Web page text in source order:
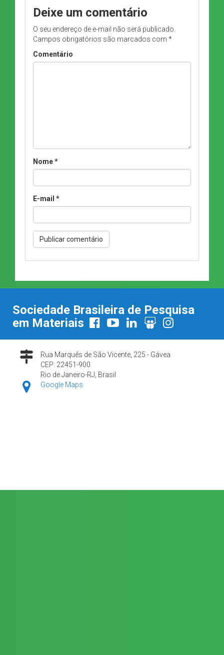
Deixe um comentário
O seu endereço de e-mail não será publicado.
Campos obrigatórios são marcados com *
Comentário
Nome*
E-mail *
Sociedade Brasileira de Pesquisa
em Materiais
Rua Marquês de São Vicente, 225 - Gávea
CEP: 22451-900
Rio de Janeiro-RJ, Brasil
Google Maps